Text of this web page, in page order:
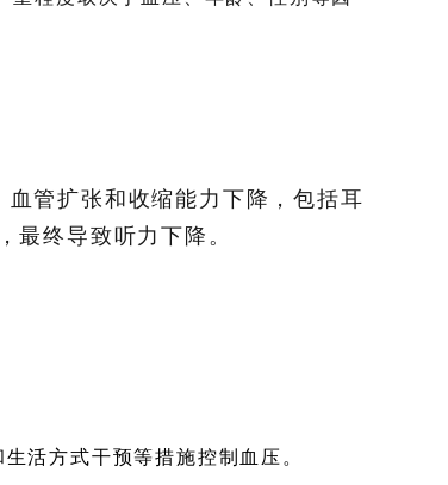
血管扩张和收缩能力下降，包括耳
终导致听力下降。
生活方式干预等措施控制血压。